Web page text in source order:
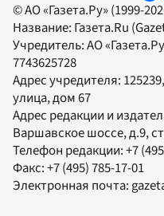
© АО «Газета.Ру» (1999-
Название: Газета.Ru
Учредитель:АО
7743625728
Адрес учредителя:
улица, дом 67
Адрес редакции и
Варшавское шоссе, д.9,
Телефон редакции:+7
Факс:+7 (495) 785-17-01
Электронная почта: